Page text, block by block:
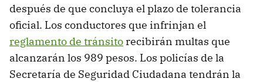
después de que concluya el plazo de tolerancia
oficial. Los conductores que infrinjan el
reglamento de tránsito recibirán multas que
alcanzarán los 989 pesos. Los policías de la
Secretaría de Seguridad Ciudadana tendrán la